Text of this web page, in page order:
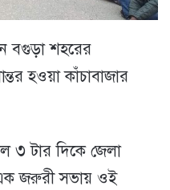
বগুড়া শহরের
হওয়া কাঁচাবাজার
৩ টার দিকে জেলা
এক জরুরী সভায় ওই